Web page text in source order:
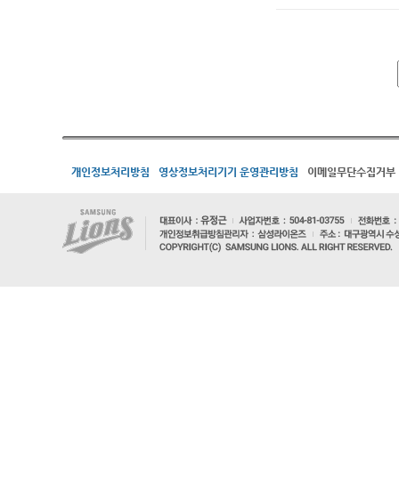
개인정보처리방침 영상정보처리기기 운영관리방침 이메일무단수집거부